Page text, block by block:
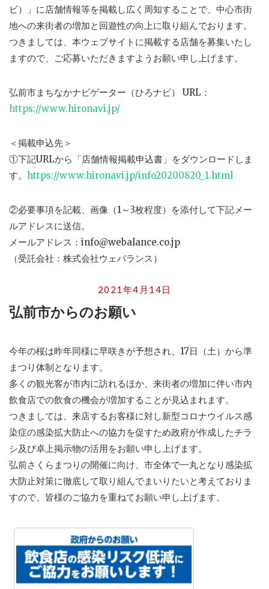
ビ）」に店舗情報等を掲載し広く周知することで、中心市街
地への来街者の増加と回遊性の向上に取り組んでおります。
つきましては、本ウェブサイトに掲載する店舗を募集いたし
ますので、ご応募いただきますようお願い申し上げます。
弘前市まちなかナビゲーター（ひろナビ） URL：
https://www.hironavi.jp/
＜掲載申込先＞
①下記URLから「店舗情報掲載申込書」をダウンロードしま
す。 https://www.hironavi.jp/info20200820_1.html
②必要事項を記載、画像（1～3枚程度）を添付して下記メー
ルアドレスに送信。
メールアドレス：info@webalance.co.jp
（受託会社：株式会社ウェバランス）
2021年4月14日
弘前市からのお願い
今年の桜は昨年同様に早咲きが予想され、17日（土）から準
まつり体制となります。
多くの観光客が市内に訪れるほか、来街者の増加に伴い市内
飲食店での飲食の機会が増加することが見込まれます。
つきましては、来店するお客様に対し新型コロナウイルス感
染症の感染拡大防止への協力を促すため政府が作成したチラ
シ及び卓上掲示物の活用をお願い申し上げます。
弘前さくらまつりの開催に向け、市全体で一丸となり感染拡
大防止対策に徹底して取り組んでまいりたいと考えておりま
すので、皆様のご協力を重ねてお願い申し上げます。